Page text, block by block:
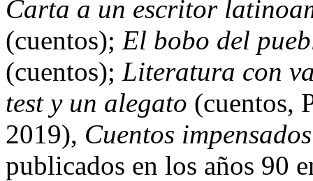
Carta a un escritor
(cuentos); El bobo del
(cuentos); Literatura con
test y un alegato (cuentos,
2019), Cuentos impensados
publicados en los años 90